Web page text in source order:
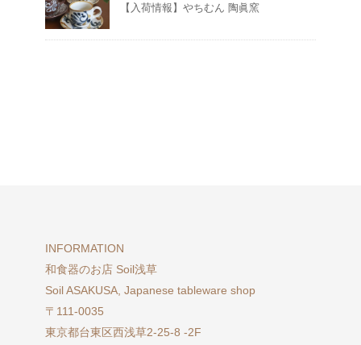
【入荷情報】やちむん 陶眞窯
INFORMATION
和食器のお店 Soil浅草
Soil ASAKUSA, Japanese tableware shop
〒111-0035
東京都台東区西浅草2-25-8 -2F